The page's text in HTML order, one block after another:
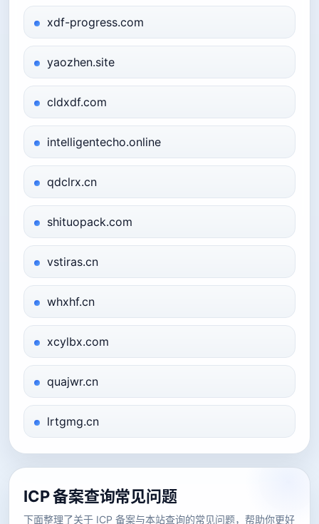
xdf-progress.com
yaozhen.site
cldxdf.com
intelligentecho.online
qdclrx.cn
shituopack.com
vstiras.cn
whxhf.cn
xcylbx.com
quajwr.cn
lrtgmg.cn
ICP 备案查询常见问题
下面整理了关于 ICP 备案与本站查询的常见问题，帮助你更好